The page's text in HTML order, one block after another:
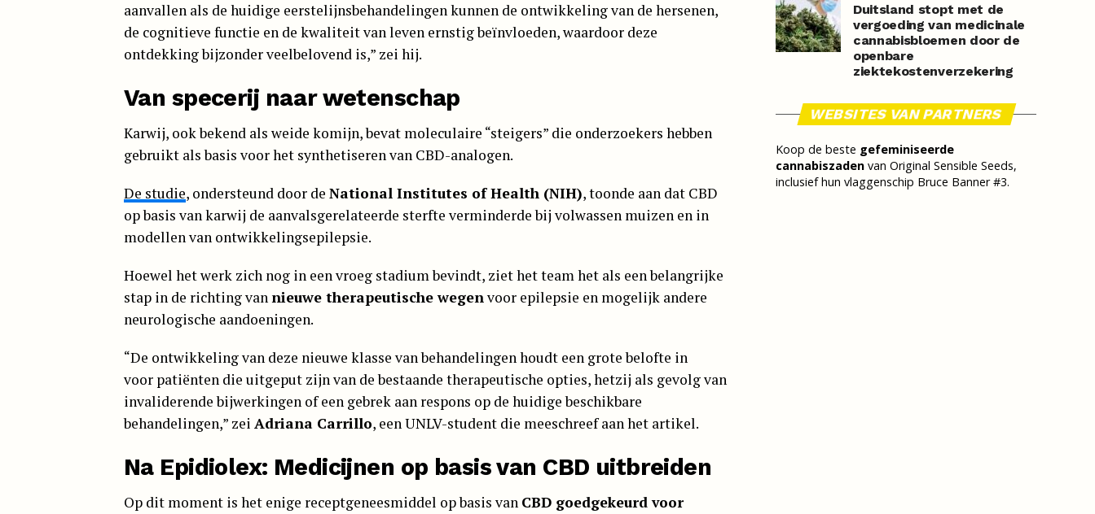
aanvallen als de huidige eerstelijnsbehandelingen kunnen de ontwikkeling van de hersenen,
de cognitieve functie en de kwaliteit van leven ernstig beïnvloeden, waardoor deze
ontdekking bijzonder veelbelovend is,” zei hij.
Van specerij naar wetenschap
Karwij, ook bekend als weide komijn, bevat moleculaire “steigers” die onderzoekers hebben
gebruikt als basis voor het synthetiseren van CBD-analogen.
De studie, ondersteund door de National Institutes of Health (NIH), toonde aan dat CBD
op basis van karwij de aanvalsgerelateerde sterfte verminderde bij volwassen muizen en in
modellen van ontwikkelingsepilepsie.
Hoewel het werk zich nog in een vroeg stadium bevindt, ziet het team het als een belangrijke
stap in de richting vannieuwe therapeutische wegenvoor epilepsie en mogelijk andere
neurologische aandoeningen.
“De ontwikkeling van deze nieuwe klasse van behandelingen houdt een grote belofte in
voor patiënten die uitgeput zijn van de bestaande therapeutische opties, hetzij als gevolg van
invaliderende bijwerkingen of een gebrek aan respons op de huidige beschikbare
behandelingen,” zei Adriana Carrillo, een UNLV-student die meeschreef aan het artikel.
Na Epidiolex: Medicijnen op basis van CBD uitbreiden
Op dit moment is het enige receptgeneesmiddel op basis van CBD goedgekeurd voor
Duitsland stopt met de
vergoeding van medicinale
cannabisbloemen door de
openbare
ziektekostenverzekering
WEBSITES VAN PARTNERS
Koop de beste gefeminiseerde
cannabiszaden van Original Sensible Seeds,
inclusief hun vlaggenschip Bruce Banner #3.